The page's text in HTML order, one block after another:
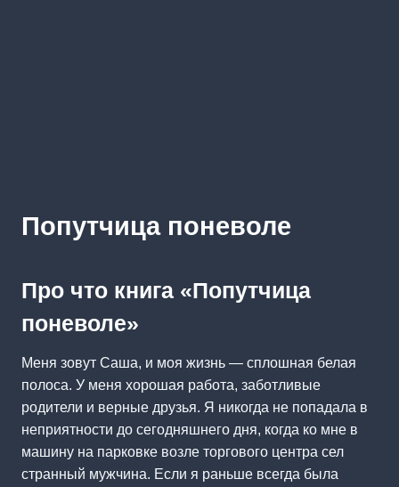
Попутчица поневоле
Про что книга «Попутчица
поневоле»
Меня зовут Саша, и моя жизнь — сплошная белая
полоса. У меня хорошая работа, заботливые
родители и верные друзья. Я никогда не попадала в
неприятности до сегодняшнего дня, когда ко мне в
машину на парковке возле торгового центра сел
странный мужчина. Если я раньше всегда была